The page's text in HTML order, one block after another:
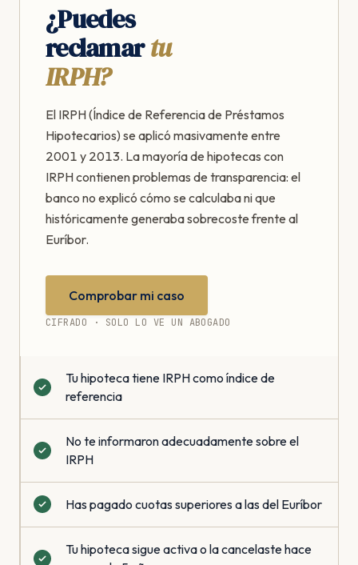
¿Puedes
reclamartu
IRPH?
El IRPH (Índice de Referencia de Préstamos
Hipotecarios) se aplicó masivamente entre
2001 y 2013. La mayoría de hipotecas con
IRPH contienen problemas de transparencia: el
banco no explicó cómo se calculaba ni que
históricamente generaba sobrecoste frente al
Euríbor.
Comprobar mi caso
CIFRADO · SOLO LO VE UN ABOGADO
Tu hipoteca tiene IRPH como índice de
referencia
No te informaron adecuadamente sobre el
IRPH
Has pagado cuotas superiores a las del Euríbor
Tu hipoteca sigue activa o la cancelaste hace